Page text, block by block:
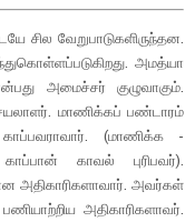
சில வேறுபாடுகளிருந்தன.
அமத்யா
அமைச்சர் குழுவாகும்.
மாணிக்கப் பண்டாரம்
(மாணிக்க -
காவல் புரிபவர்).
அதிகாரிகளாவார். அவர்கள்
அதிகாரிகளாவர்.